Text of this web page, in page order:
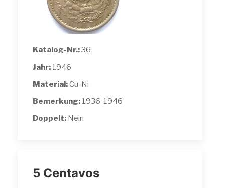
Katalog-Nr.:36
Jahr: 1946
Material:Cu-Ni
Bemerkung: 1936-1946
Doppelt: Nein
5 Centavos